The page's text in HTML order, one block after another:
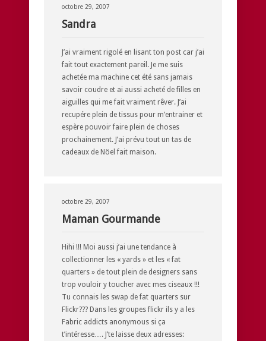
octobre 29, 2007
Sandra
J’ai vraiment rigolé en lisant ton post car j’ai
fait tout exactement pareil. Je me suis
achetée ma machine cet été sans jamais
savoir coudre et ai aussi acheté de filles en
aiguilles qui me fait vraiment rêver. J’ai
recupére plein de tissus pour m’entrainer et
espère pouvoir faire plein de choses
prochainement. J’ai prévu tout un tas de
cadeaux de Nöel fait maison.
octobre 29, 2007
Maman Gourmande
Hihi !!! Moi aussi j’ai une tendance à
collectionner les « yards » et les « fat
quarters » de tout plein de designers sans
trop vouloir y toucher avec mes ciseaux !!!
Tu connais les swap de fat quarters sur
Flickr??? Dans les groupes flickr ils y a les
Fabric addicts anonymous si ça
t’intéresse…. J’te laisse deux adresses: